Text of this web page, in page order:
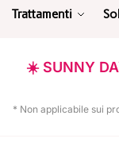
Trattamenti
☀️ SUNNY
* Non applicabile sui